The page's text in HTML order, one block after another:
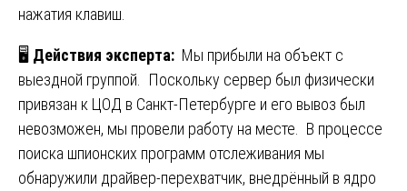
нажатия клавиш.
🖥️ Действия эксперта: Мы прибыли на объект с
выездной группой. Поскольку сервер был физически
привязан к ЦОД в Санкт-Петербурге и его вывоз был
невозможен, мы провели работу на месте. В процессе
поиска шпионских программ отслеживания мы
обнаружили драйвер-перехватчик, внедрённый в ядро